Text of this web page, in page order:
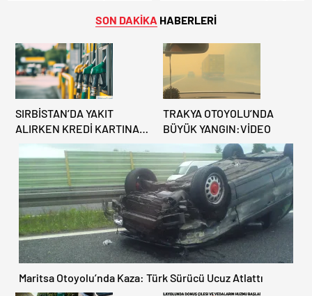
SON DAKİKA HABERLERİ
SIRBİSTAN’DA YAKIT
ALIRKEN KREDİ KARTINA
DİKKAT: MAĞDUR
OLMAYIN!
TRAKYA OTOYOLU’NDA
BÜYÜK YANGIN:VİDEO
Maritsa Otoyolu’nda Kaza: Türk Sürücü Ucuz Atlattı